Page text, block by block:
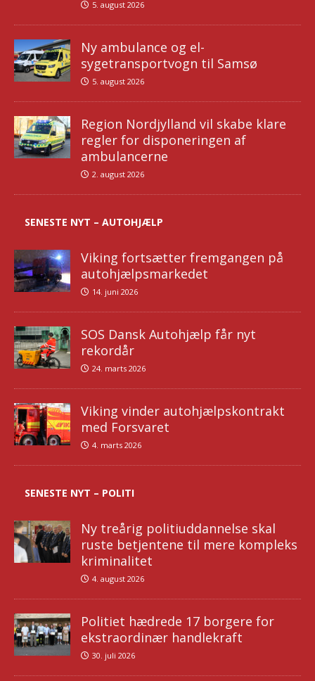
5. august 2026
Ny ambulance og el-
sygetransportvogn til Samsø
5. august 2026
Region Nordjylland vil skabe klare
regler for disponeringen af
ambulancerne
2. august 2026
SENESTE NYT – AUTOHJÆLP
Viking fortsætter fremgangen på
autohjælpsmarkedet
14. juni 2026
SOS Dansk Autohjælp får nyt
rekordår
24. marts 2026
Viking vinder autohjælpskontrakt
med Forsvaret
4. marts 2026
SENESTE NYT – POLITI
Ny treårig politiuddannelse skal
ruste betjentene til mere kompleks
kriminalitet
4. august 2026
Politiet hædrede 17 borgere for
ekstraordinær handlekraft
30. juli 2026